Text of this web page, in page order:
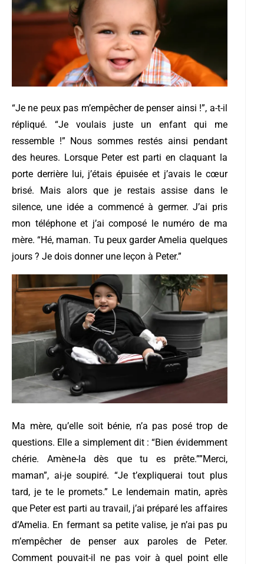
“Je ne peux pas m’empêcher de penser ainsi !”, a-t-il
répliqué. “Je voulais juste un enfant qui me
ressemble !” Nous sommes restés ainsi pendant
des heures. Lorsque Peter est parti en claquant la
porte derrière lui, j’étais épuisée et j’avais le cœur
brisé. Mais alors que je restais assise dans le
silence, une idée a commencé à germer.J’ai pris
mon téléphone et j’ai composé le numéro de ma
mère. “Hé, maman. Tu peux garder Amelia quelques
jours ? Je dois donner une leçon à Peter.”
Ma mère, qu’elle soit bénie, n’a pas posé trop de
questions. Elle a simplement dit : “Bien évidemment
chérie. Amène-la dès que tu es prête.””Merci,
maman”, ai-je soupiré. “Je t’expliquerai tout plus
tard, je te le promets.” Le lendemain matin, après
que Peter est parti au travail, j’ai préparé les affaires
d’Amelia. En fermant sa petite valise, je n’ai pas pu
m’empêcher de penser aux paroles de Peter.
Comment pouvait-il ne pas voir à quel point elle